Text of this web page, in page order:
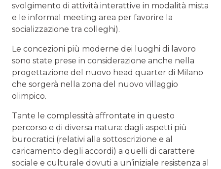
svolgimento di attività interattive in modalità mista
e le informal meeting area per favorire la
socializzazione tra colleghi).
Le concezioni più moderne dei luoghi di lavoro
sono state prese in considerazione anche nella
progettazione del nuovo head quarter di Milano
che sorgerà nella zona del nuovo villaggio
olimpico.
Tante le complessità affrontate in questo
percorso e di diversa natura: dagli aspetti più
burocratici (relativi alla sottoscrizione e al
caricamento degli accordi) a quelli di carattere
sociale e culturale dovuti a un’iniziale resistenza al